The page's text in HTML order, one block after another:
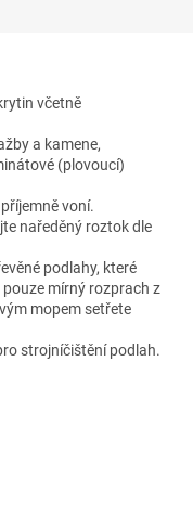
včetně
a kamene,
(plovoucí)
voní.
naředěný roztok dle
podlahy, které
mírný rozprach z
mopem setřete
strojníčištění podlah.